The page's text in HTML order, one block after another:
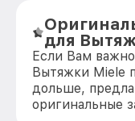
для
Если Вам
Вытяжки Miele
дольше,
оригинальные